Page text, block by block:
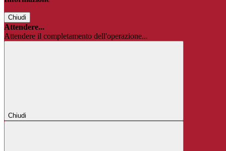
Chiudi
Attendere...
Attendere il completamento dell'operazione...
Chiudi